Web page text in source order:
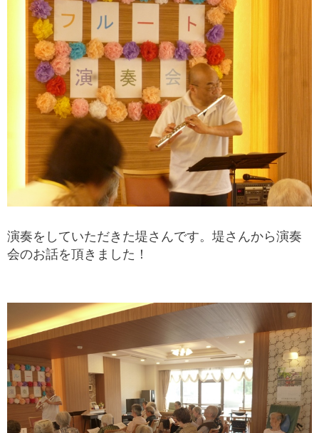
演奏をしていただきた堤さんです。堤さんから演奏
会のお話を頂きました！